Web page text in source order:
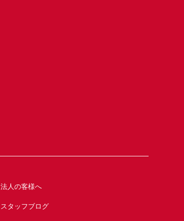
法人の客様へ
スタッフブログ